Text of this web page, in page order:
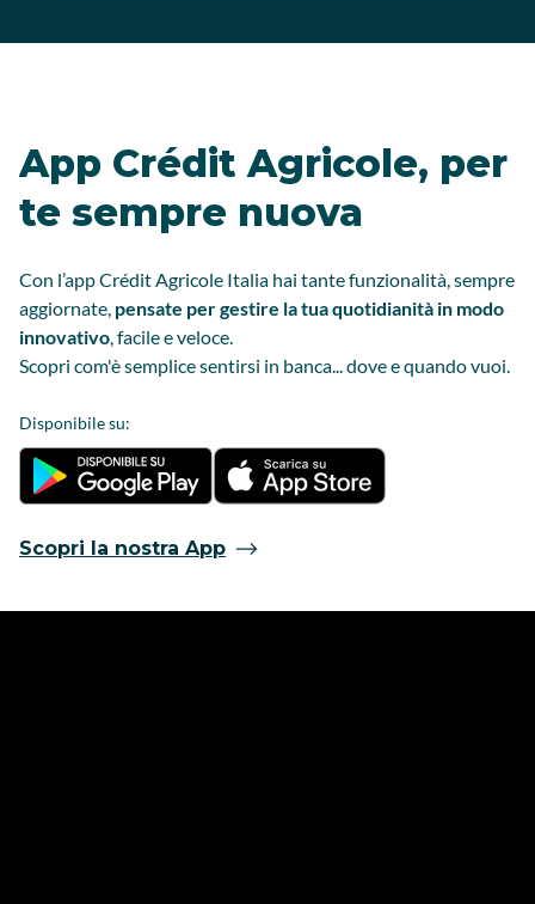
App Crédit Agricole, per
te sempre nuova
Con l’app Crédit Agricole Italia hai tante funzionalità, sempre
aggiornate, pensate per gestire la tua quotidianità in modo
innovativo, facile e veloce.
Scopri com'è semplice sentirsi in banca... dove e quando vuoi.
Disponibile su:
Scopri la nostra App